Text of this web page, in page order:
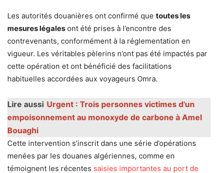
Les autorités douanières ont confirmé que toutes les
mesures légales ont été prises à l’encontre des
contrevenants, conformément à la réglementation en
vigueur. Les véritables pèlerins n’ont pas été impactés par
cette opération et ont bénéficié des facilitations
habituelles accordées aux voyageurs Omra.
Lire aussi Urgent : Trois personnes victimes d'un
empoisonnement au monoxyde de carbone à Amel
Bouaghi
Cette intervention s’inscrit dans une série d’opérations
menées par les douanes algériennes, comme en
témoignent les récentes saisies importantes au port de